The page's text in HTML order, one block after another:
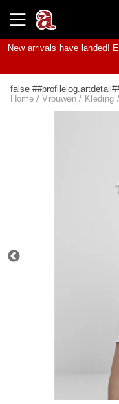
New arrivals have landed!
false
Home / Vrouwen / Kleding /